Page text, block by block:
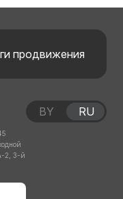
продвижения
2, 3-й
BY RU